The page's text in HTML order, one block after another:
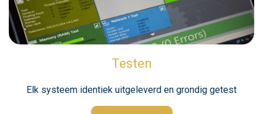
Testen
Elk systeem identiek uitgeleverd en grondig getest